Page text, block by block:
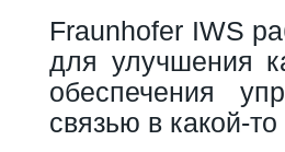
Fraunhofer IWS
для улучшения
обеспечения
связью в какой-